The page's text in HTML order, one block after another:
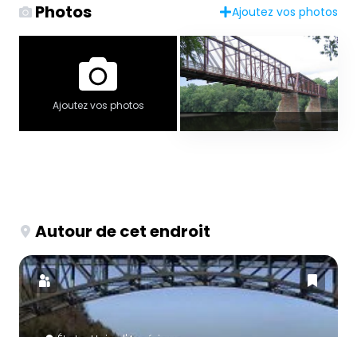
Photos Ajoutez vos photos
Ajoutez vos photos
Autour de cet endroit